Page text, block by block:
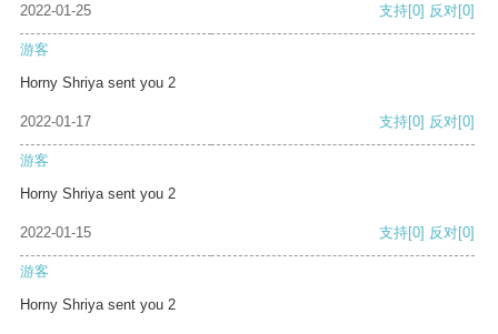
2022-01-25 支持[0] 反对[0]
游客
Horny Shriya sent you 2
2022-01-17 支持[0] 反对[0]
游客
Horny Shriya sent you 2
2022-01-15 支持[0] 反对[0]
游客
Horny Shriya sent you 2